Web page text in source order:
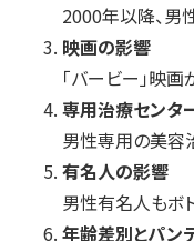
2000年以降、男
映画の影響
「バービー」映
専用治療センタ
男性専用の美容
有名人の影響
男性有名人もボ
年齢差別とパン